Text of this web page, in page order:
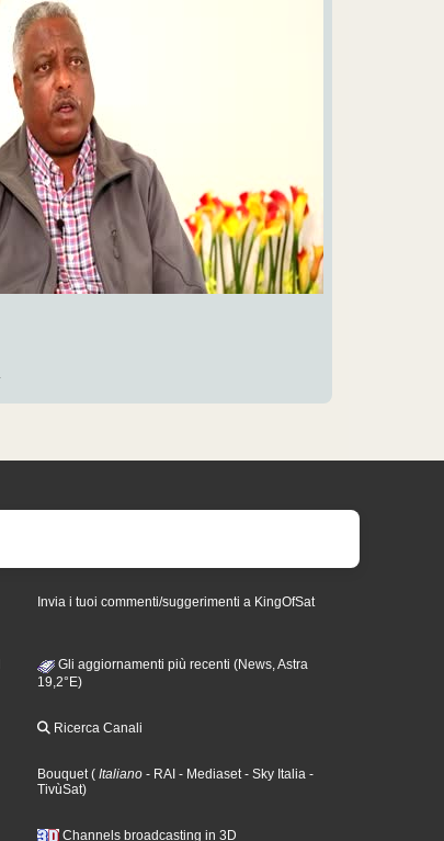
Invia i tuoi commenti/suggerimenti a KingOfSat
Gli aggiornamenti più recenti (News, Astra
19,2°E)
Ricerca Canali
Bouquet( Italiano - RAI - Mediaset- Sky Italia -
TivùSat)
Channels broadcasting in 3D